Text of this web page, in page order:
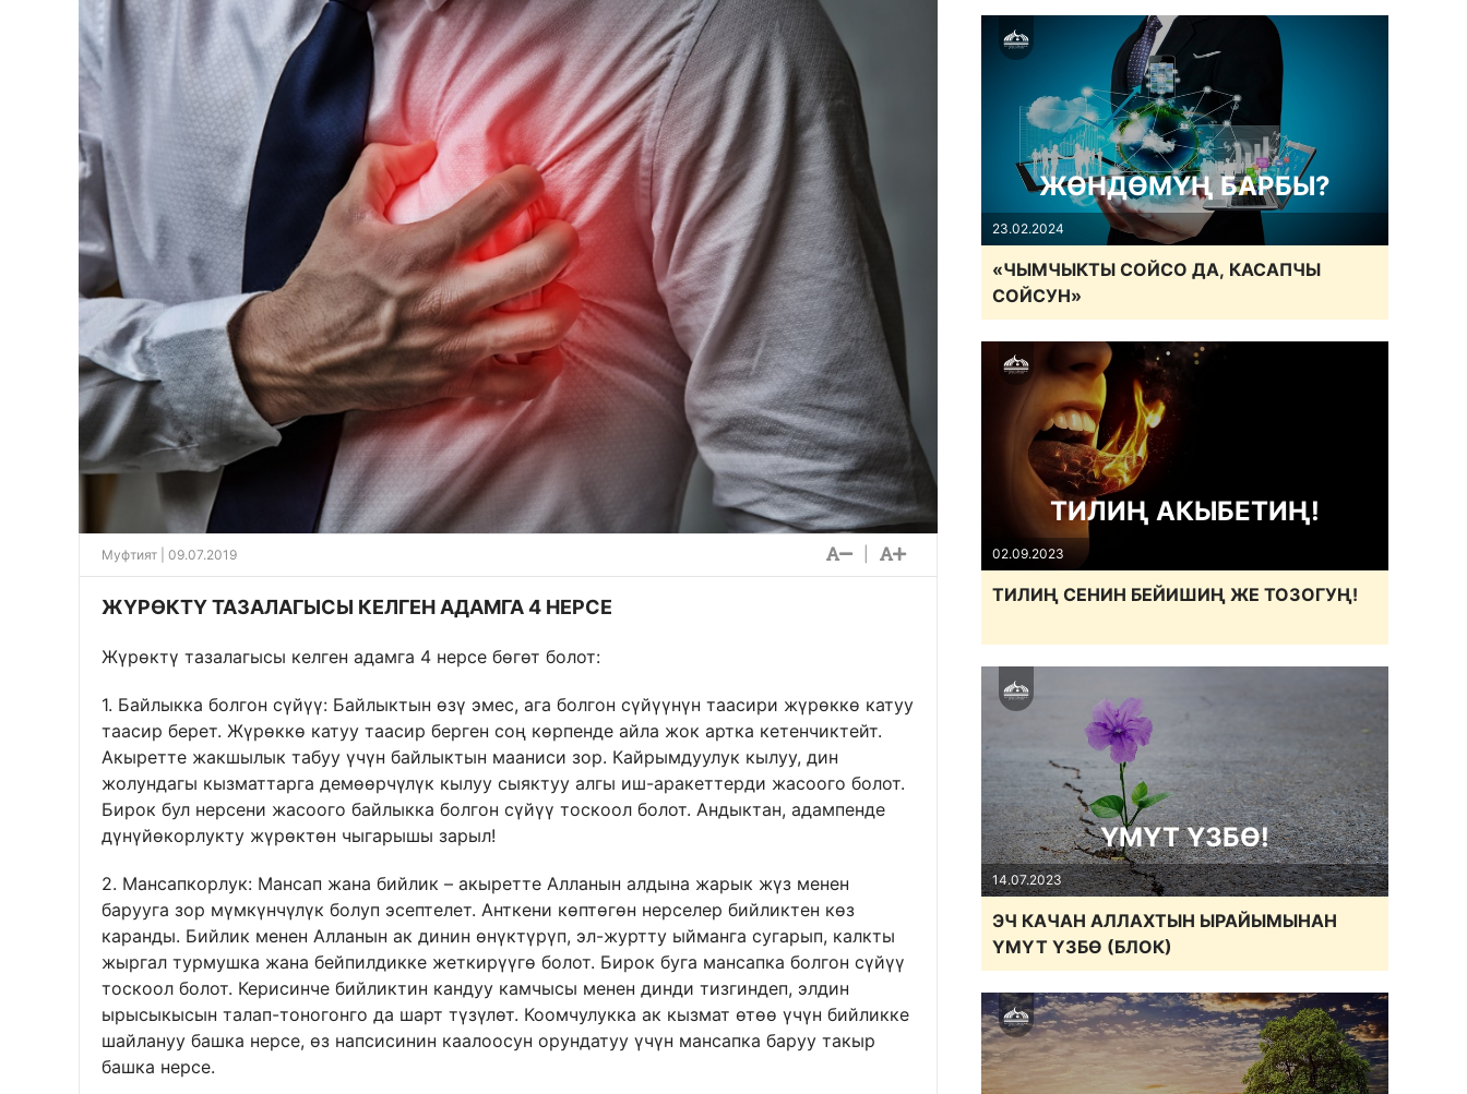
Муфтият | 09.07.2019
ЖҮРӨКТҮ ТАЗАЛАГЫСЫ КЕЛГЕН АДАМГА 4 НЕРСЕ
Жүрөктү тазалагысы келген адамга 4 нерсе бөгөт болот:
1. Байлыкка болгон сүйүү: Байлыктын өзү эмес, ага болгон сүйүүнүн таасири жүрөккө катуу
таасир берет. Жүрөккө катуу таасир берген соң көрпенде айла жок артка кетенчиктейт.
Акыретте жакшылык табуу үчүн байлыктын мааниси зор. Кайрымдуулук кылуу, дин
жолундагы кызматтарга демөөрчүлүк кылуу сыяктуу алгы иш-аракеттерди жасоого болот.
Бирок бул нерсени жасоого байлыкка болгон сүйүү тоскоол болот. Андыктан, адампенде
дүнүйөкорлукту жүрөктөн чыгарышы зарыл!
2. Мансапкорлук: Мансап жана бийлик – акыретте Алланын алдына жарык жүз менен
барууга зор мүмкүнчүлүк болуп эсептелет. Анткени көптөгөн нерселер бийликтен көз
каранды. Бийлик менен Алланын ак динин өнүктүрүп, эл-журтту ыйманга сугарып, калкты
жыргал турмушка жана бейпилдикке жеткирүүгө болот. Бирок буга мансапка болгон сүйүү
тоскоол болот. Керисинче бийликтин кандуу камчысы менен динди тизгиндеп, элдин
ырысыкысын талап-тоногонго да шарт түзүлөт. Коомчулукка ак кызмат өтөө үчүн бийликке
шайлануу башка нерсе, өз напсисинин каалоосун орундатуу үчүн мансапка баруу такыр
башка нерсе.
ЖӨНДӨМҮҢ БАРБЫ?
23.02.2024
«ЧЫМЧЫКТЫ СОЙСО ДА, КАСАПЧЫ
СОЙСУН»
ТИЛИҢ АКЫБЕТИҢ!
02.09.2023
ТИЛИҢ СЕНИН БЕЙИШИҢ ЖЕ ТОЗОГУҢ!
ҮМҮТ ҮЗБӨ!
14.07.2023
ЭЧ КАЧАН АЛЛАХТЫН ЫРАЙЫМЫНАН
ҮМҮТ ҮЗБӨ (БЛОК)